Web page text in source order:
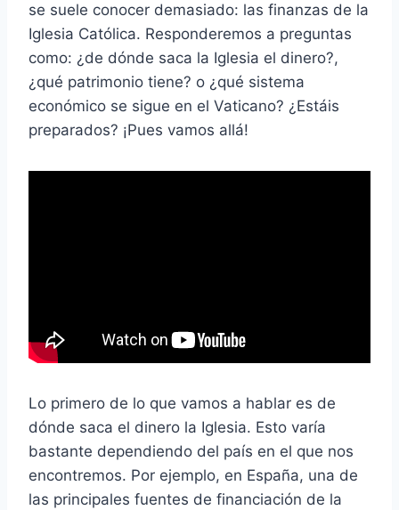
se suele conocer demasiado: las finanzas de la
Iglesia Católica. Responderemos a preguntas
como: ¿de dónde saca la Iglesia el dinero?,
¿qué patrimonio tiene? o ¿qué sistema
económico se sigue en el Vaticano? ¿Estáis
preparados? ¡Pues vamos allá!
Lo primero de lo que vamos a hablar es de
dónde saca el dinero la Iglesia. Esto varía
bastante dependiendo del país en el que nos
encontremos. Por ejemplo, en España, una de
las principales fuentes de financiación de la